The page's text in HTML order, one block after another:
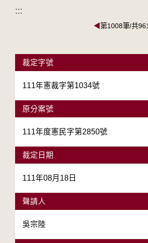
:::
◀第1008筆/共
裁定字號
111年憲裁字第1034號
原分案號
111年度憲民字第2850號
裁定日期
111年08月18日
聲請人
吳宗陸